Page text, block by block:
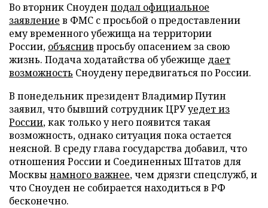
Во вторник Сноуден подал официальное
заявление в ФМС с просьбой о предоставлении
ему временного убежища на территории
России, объяснив просьбу опасением за свою
жизнь. Подача ходатайства об убежище дает
возможность Сноудену передвигаться по России.
В понедельник президент Владимир Путин
заявил, что бывший сотрудник ЦРУуедет из
России, как только у него появится такая
возможность, однако ситуация пока остается
неясной. В среду глава государства добавил, что
отношения России и Соединенных Штатов для
Москвынамного важнее, чем дрязги спецслужб, и
что Сноуден не собирается находиться в РФ
бесконечно.